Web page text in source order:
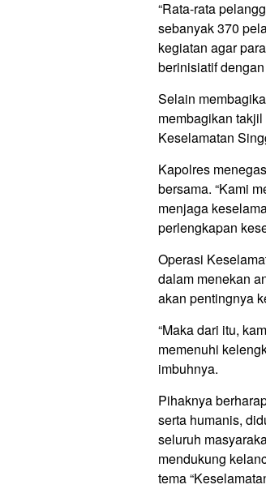
“Rata-rata
sebanyak 370
kegiatan agar
berinisiatif
Selain
membagikan
Keselamatan
Kapolres
bersama. “Kami
menjaga
perlengkapan
Operasi
dalam menekan
akan pentingnya
“Maka dari itu,
memenuhi
imbuhnya.
Pihaknya
serta humanis,
seluruh
mendukung
tema